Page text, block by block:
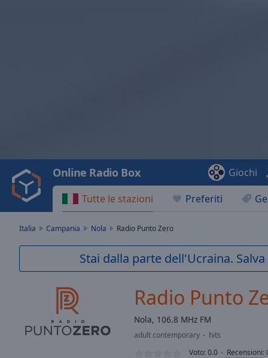
Video
Play
Backward
Skip
Current
Tutte le stazioni Preferiti
Online Radio Box Giochi
Italia Campania Nola Radio Punto Zero
Stai dalla parte dell'Ucraina.
Radio Punto
Nola, 106.8 MHz FM
adult contemporary
hits
Voto:0.0 Recensioni: